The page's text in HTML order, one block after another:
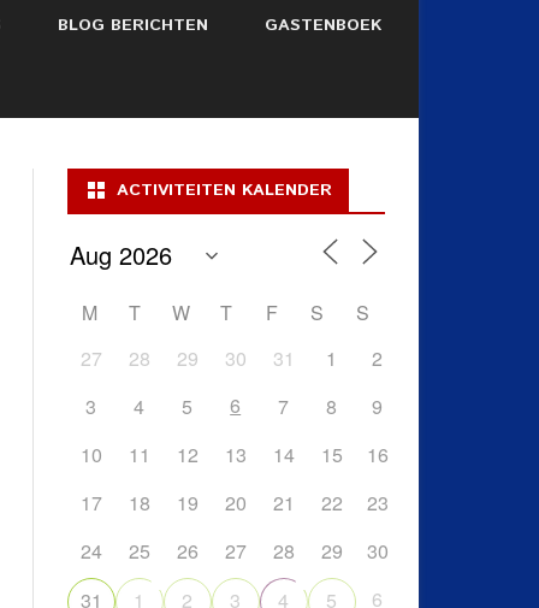
BLOG BERICHTEN GASTENBOEK
ACTIVITEITEN KALENDER
M T W T F S
S
27
28 29 30 31 1
2
3
4 5 6 7 8
9
10
11 12 13 14 15
16
17
18 19 20 21 22
23
24
25 26 27 28 29
30
31
1 2 3 4 5 6